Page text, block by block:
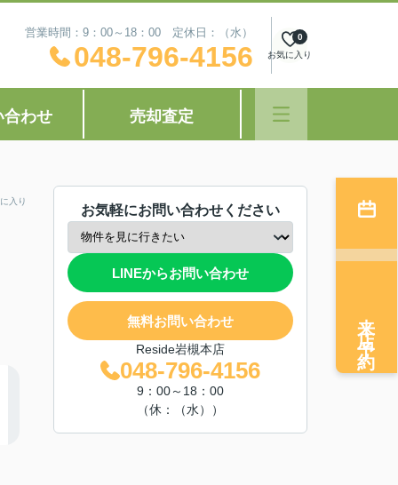
営業時間：9：00～18：00 定休日：（水）
048-796-4156 お気に入り
0
合わせ 売却査定
入り
お気軽にお問い合わせください
LINEからお問い合わせ
無料お問い合わせ
Reside岩槻本店
048-796-4156
9：00～18：00
（休：（水））
来店予約